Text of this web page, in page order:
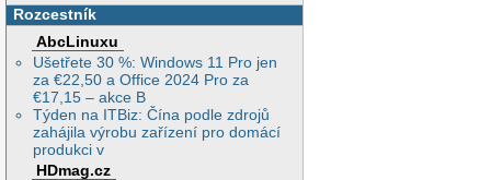
Rozcestník
AbcLinuxu
Ušetřete 30 %: Windows 11 Pro jen
za €22,50 a Office 2024 Pro za
€17,15 – akce B
Týden na ITBiz: Čína podle zdrojů
zahájila výrobu zařízení pro domácí
produkci v
HDmag.cz